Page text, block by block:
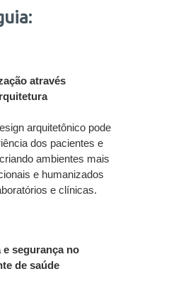
através
arquitetônico pode
dos pacientes e
ambientes mais
e humanizados
e clínicas.
e segurança no
de saúde